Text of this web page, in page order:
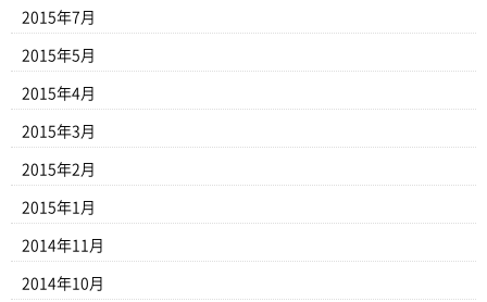
2015年7月
2015年5月
2015年4月
2015年3月
2015年2月
2015年1月
2014年11月
2014年10月